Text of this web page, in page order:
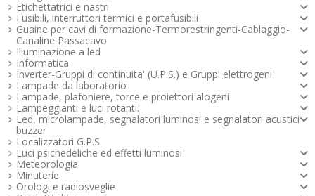
Etichettatrici e nastri
Fusibili, interruttori termici e portafusibili
Guaine per cavi di formazione-Termorestringenti-Cablaggio-
Canaline Passacavo
Illuminazione a led
Informatica
Inverter-Gruppi di continuita' (U.P.S.) e Gruppi elettrogeni
Lampade da laboratorio
Lampade, plafoniere, torce e proiettori alogeni
Lampeggianti e luci rotanti.
Led, microlampade, segnalatori luminosi e segnalatori acustici -
buzzer
Localizzatori G.P.S.
Luci psichedeliche ed effetti luminosi
Meteorologia
Minuterie
Orologi e radiosveglie